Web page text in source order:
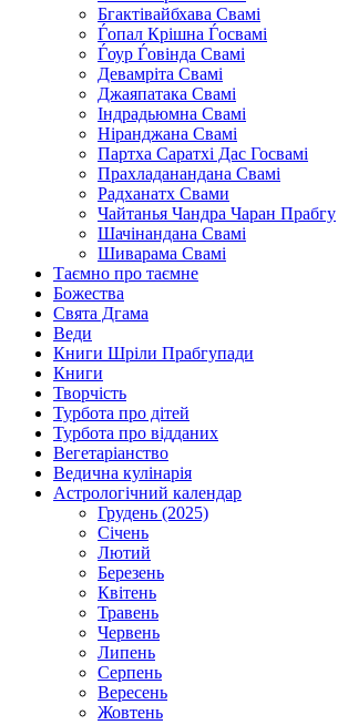
Бгактівайбхава Свамі
Ѓопал Крішна Ѓосвамі
Ѓоур Ѓовінда Свамі
Девамріта Свамі
Джаяпатака Свамі
Індрадьюмна Свамі
Ніранджана Свамі
Партха Саратхі Дас Госвамі
Прахладанандана Свамі
Радханатх Свами
Чайтанья Чандра Чаран Прабгу
Шачінандана Свамі
Шиварама Свамі
Таємно про таємне
Божества
Свята Дгама
Веди
Книги Шріли Прабгупади
Книги
Творчість
Турбота про дітей
Турбота про відданих
Вегетаріанство
Ведична кулінарія
Астрологічний календар
Грудень (2025)
Січень
Лютий
Березень
Квітень
Травень
Червень
Липень
Серпень
Вересень
Жовтень